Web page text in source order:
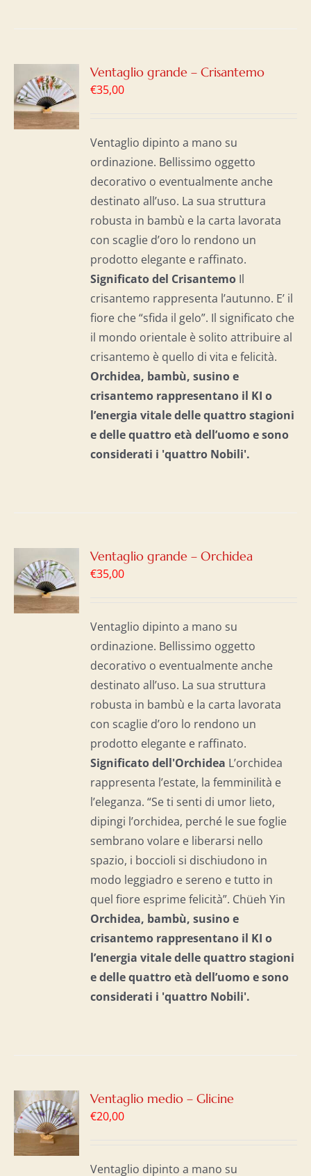
Ventaglio grande – Crisantemo
€35,00
Ventaglio dipinto a mano su
ordinazione. Bellissimo oggetto
decorativo o eventualmente anche
destinato all’uso. La sua struttura
robusta in bambù e la carta lavorata
con scaglie d’oro lo rendono un
prodotto elegante e raffinato.
Significato del Crisantemo Il
crisantemo rappresenta l’autunno. E’ il
fiore che “sfida il gelo”. Il significato che
il mondo orientale è solito attribuire al
crisantemo è quello di vita e felicità.
Orchidea, bambù, susino e
crisantemo rappresentano il KI o
l’energia vitale delle quattro stagioni
e delle quattro età dell’uomo esono
considerati i 'quattro Nobili'.
Ventaglio grande – Orchidea
€35,00
Ventaglio dipinto a mano su
ordinazione. Bellissimo oggetto
decorativo o eventualmente anche
destinato all’uso. La sua struttura
robusta in bambù e la carta lavorata
con scaglie d’oro lo rendono un
prodotto elegante e raffinato.
Significato dell'Orchidea L’orchidea
rappresenta l’estate, la femminilità e
l’eleganza. “Se ti senti di umor lieto,
dipingi l’orchidea, perché le sue foglie
sembrano volare e liberarsi nello
spazio, i boccioli si dischiudono in
modo leggiadro e sereno e tutto in
quel fiore esprime felicità”. Chüeh Yin
Orchidea, bambù, susino e
crisantemo rappresentano il KI o
l’energia vitale delle quattro stagioni
e delle quattro età dell’uomo esono
considerati i 'quattro Nobili'.
Ventaglio medio – Glicine
€20,00
Ventaglio dipinto a mano su